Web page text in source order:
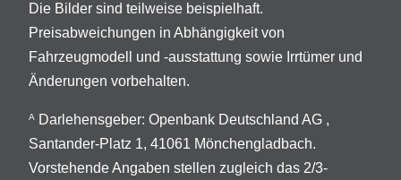
Die Bilder sind teilweise beispielhaft.
Preisabweichungen in Abhängigkeit von
Fahrzeugmodell und -ausstattung sowie Irrtümer und
Änderungen vorbehalten.
A
Darlehensgeber: Openbank Deutschland AG ,
Santander-Platz 1, 41061 Mönchengladbach.
Vorstehende Angaben stellen zugleich das 2/3-